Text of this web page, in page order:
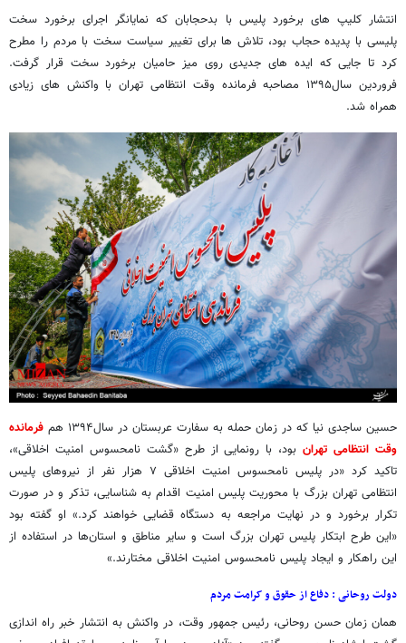
انتشار کلیپ های برخورد پلیس با بدحجابان که نمایانگر اجرای برخورد سخت
پلیسی با پدیده حجاب بود، تلاش ها برای تغییر سیاست سخت با مردم را مطرح
کرد تا جایی که ایده های جدیدی روی میز حامیان برخورد سخت قرار گرفت.
فروردین سال۱۳۹۵ مصاحبه فرمانده وقت انتظامی تهران با واکنش های زیادی
همراه شد.
حسین ساجدی نیا که در زمان حمله به سفارت عربستان در سال۱۳۹۴ هم
فرمانده
وقت انتظامی تهرانبود، با رونمایی از طرح «گشت نامحسوس امنیت اخلاقی»،
تاکید کرد «در پلیس نامحسوس امنیت اخلاقی ۷ هزار نفر از نیروهای پلیس
انتظامی تهران بزرگ با محوریت پلیس امنیت اقدام به شناسایی، تذکر و در صورت
تکرار برخورد و در نهایت مراجعه به دستگاه قضایی خواهند کرد.» او گفته بود
«این طرح ابتکار پلیس تهران بزرگ است و سایر مناطق و استان‌ها در استفاده از
این راهکار و ایجاد پلیس نامحسوس امنیت اخلاقی مختارند.»
دولت روحانی : دفاع از حقوق و کرامت مردم
همان زمان حسن روحانی، رئیس جمهور وقت، در واکنش به انتشار خبر راه اندازی